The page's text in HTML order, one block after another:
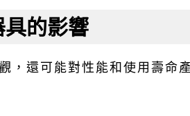
的影響
，還可能對性能和使用壽命